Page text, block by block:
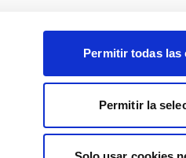
Permitir todas las
Permitir la